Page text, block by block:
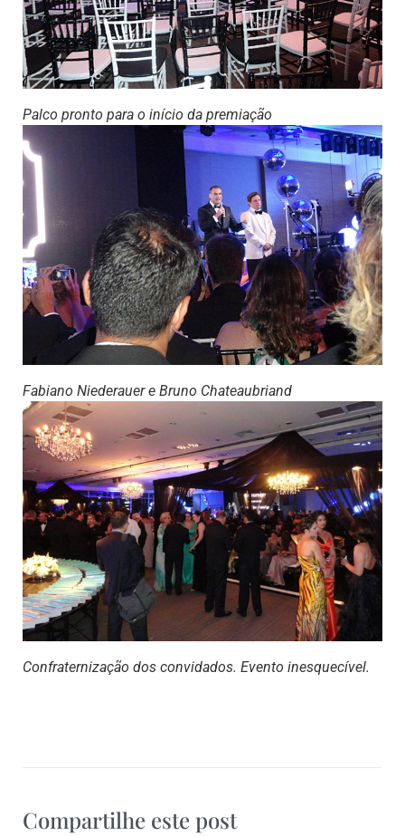
Palco pronto para o início da premiação
Fabiano Niederauer e Bruno Chateaubriand
Confraternização dos convidados. Evento inesquecível.
Compartilhe este post